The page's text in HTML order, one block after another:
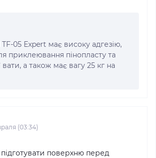
05 Expert має високу адгезію,
приклеювання пінопласту та
вати, а також має вагу 25 кг на
(03:34)
поверхню перед